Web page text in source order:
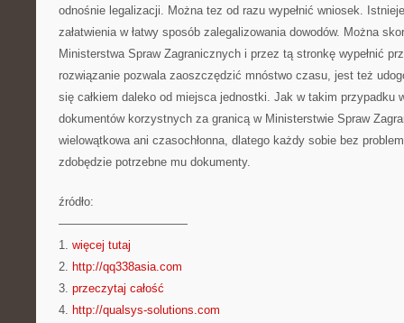
odnośnie legalizacji. Można tez od razu wypełnić wniosek.
załatwienia w łatwy sposób zalegalizowania dowodów. Można
Ministerstwa Spraw Zagranicznych i przez tą stronkę wypełnić
rozwiązanie pozwala zaoszczędzić mnóstwo czasu, jest też
się całkiem daleko od miejsca jednostki. Jak w takim przypadku
dokumentów korzystnych za granicą w Ministerstwie Spraw
wielowątkowa ani czasochłonna, dlatego każdy sobie bez
zdobędzie potrzebne mu dokumenty.
źródło:
———————————
1. więcej tutaj
2. http://qq338asia.com
3. przeczytaj całość
4. http://qualsys-solutions.com